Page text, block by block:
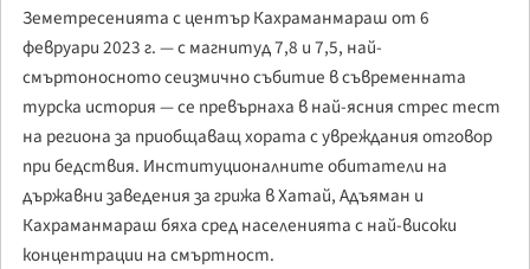
Земетресенията с център Кахраманмараш от 6
февруари 2023 г. — с магнитуд 7,8 и 7,5, най-
смъртоносното сеизмично събитие в съвременната
турска история — се превърнаха в най-ясния стрес тест
на региона за приобщаващ хората с увреждания отговор
при бедствия. Институционалните обитатели на
държавни заведения за грижа в Хатай, Адъяман и
Кахраманмараш бяха сред населенията с най-високи
концентрации на смъртност.